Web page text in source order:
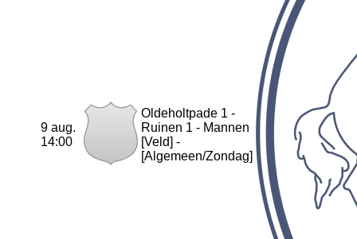
9 aug.
14:00
Oldeholtpade 1 -
Ruinen 1 - Mannen
[Veld] -
[Algemeen/Zondag]